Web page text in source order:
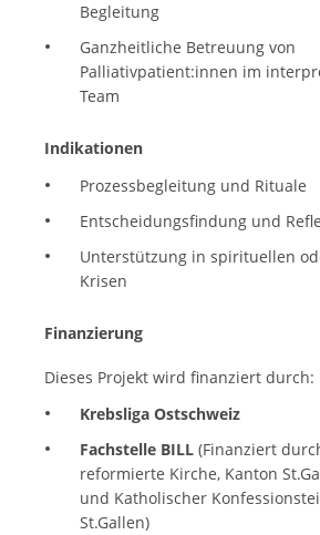
Begleitung
Ganzheitliche Betreuung von
Palliativpatient:innen im
Team
Indikationen
Prozessbegleitung und Rituale
Entscheidungsfindung und
Unterstützung in spirituellen
Krisen
Finanzierung
Dieses Projekt wird finanziert durch:
Krebsliga Ostschweiz
Fachstelle BILL (Finanziert
reformierte Kirche, Kanton
und Katholischer
St.Gallen)